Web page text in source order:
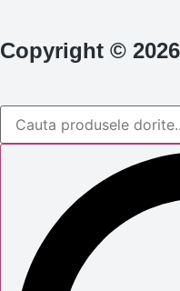
Copyright ©